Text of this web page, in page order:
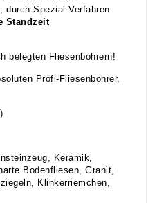
durch Spezial-Verfahren
Standzeit
belegten Fliesenbohrern!
Profi-Fliesenbohrer,
Keramik,
Bodenfliesen, Granit,
Klinkerriemchen,